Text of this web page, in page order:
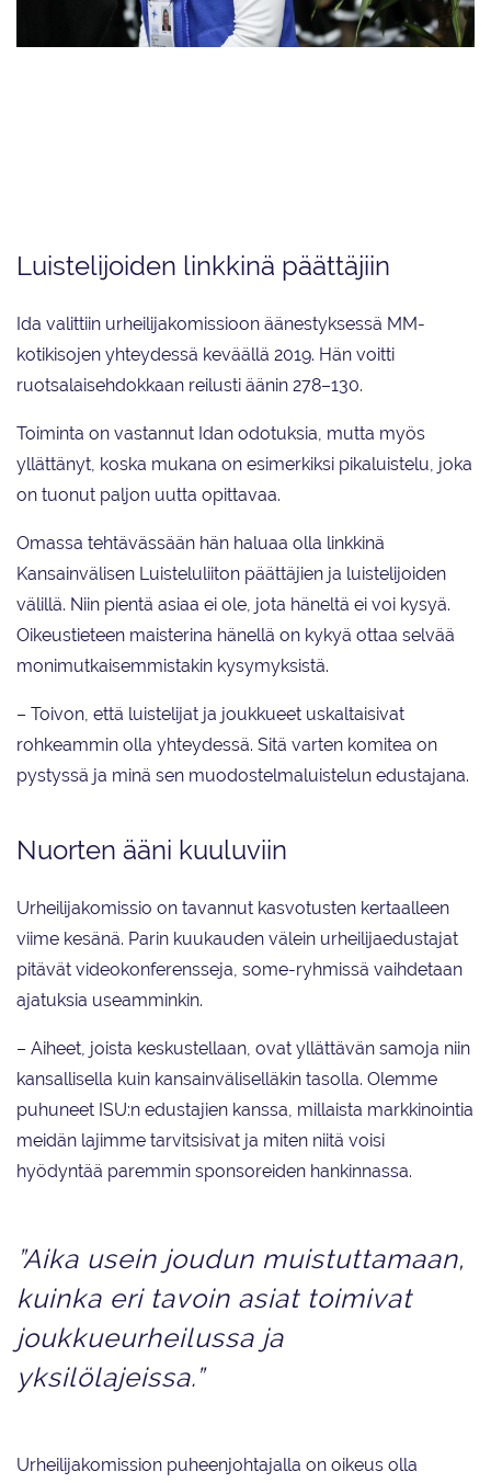
Luistelijoiden linkkinä päättäjiin
Ida valittiin urheilijakomissioon äänestyksessä MM-
kotikisojen yhteydessä keväällä 2019. Hän voitti
ruotsalaisehdokkaan reilusti äänin 278–130.
Toiminta on vastannut Idan odotuksia, mutta myös
yllättänyt, koska mukana on esimerkiksi pikaluistelu, joka
on tuonut paljon uutta opittavaa.
Omassa tehtävässään hän haluaa olla linkkinä
Kansainvälisen Luisteluliiton päättäjien ja luistelijoiden
välillä. Niin pientä asiaa ei ole, jota häneltä ei voi kysyä.
Oikeustieteen maisterina hänellä on kykyä ottaa selvää
monimutkaisemmistakin kysymyksistä.
– Toivon, että luistelijat ja joukkueet uskaltaisivat
rohkeammin olla yhteydessä. Sitä varten komitea on
pystyssä ja minä sen muodostelmaluistelun edustajana.
Nuorten ääni kuuluviin
Urheilijakomissio on tavannut kasvotusten kertaalleen
viime kesänä. Parin kuukauden välein urheilijaedustajat
pitävät videokonferensseja, some-ryhmissä vaihdetaan
ajatuksia useamminkin.
– Aiheet, joista keskustellaan, ovat yllättävän samoja niin
kansallisella kuin kansainväliselläkin tasolla. Olemme
puhuneet ISU:n edustajien kanssa, millaista markkinointia
meidän lajimme tarvitsisivat ja miten niitä voisi
hyödyntää paremmin sponsoreiden hankinnassa.
”Aika usein joudun muistuttamaan,
kuinka eri tavoin asiat toimivat
joukkueurheilussa ja
yksilölajeissa.”
Urheilijakomission puheenjohtajalla on oikeus olla